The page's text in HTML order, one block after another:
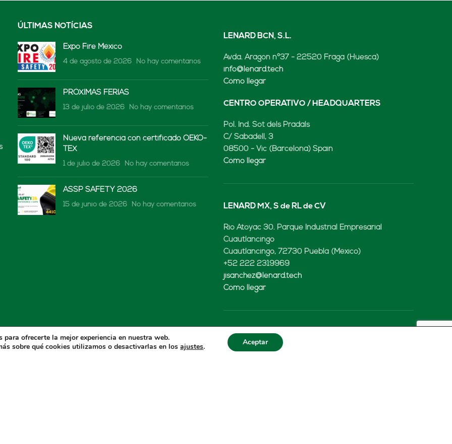
ÚLTIMAS NOTÍCIAS
Expo Fire México
4 de agosto de 2026 No hay comentarios
PRÓXIMAS FERIAS
13 de julio de 2026 No hay comentarios
Nueva referencia con certificado OEKO-
TEX
1 de julio de 2026 No hay comentarios
ASSP SAFETY 2026
15 de junio de 2026 No hay comentarios
LENARD BCN, S.L.
Avda. Aragón nº37 - 22520 Fraga (Huesca)
info@lenard.tech
Cómo llegar
CENTRO OPERATIVO / HEADQUARTERS
Pol. Ind. Sot dels Pradals
C/ Sabadell, 3
08500 - Vic (Barcelona) Spain
Cómo llegar
LENARD MX, S de RL de CV
Rio Atoyac 30. Parque Industrial Empresarial
Cuautlancingo
Cuautlancingo, 72730 Puebla (México)
+52 222 2319969
jisanchez@lenard.tech
Cómo llegar
LENARD USA CORP
para ofrecerte la mejor experiencia en nuestra web.
sobre qué cookies utilizamos o desactivarlas en losajustes. Aceptar